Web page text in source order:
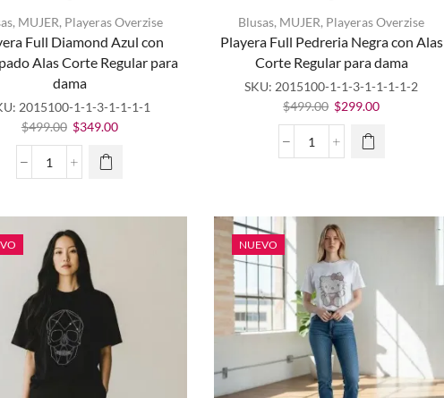
, MUJER, Playeras Overzise
Full Diamond Azul con
Alas Corte Regular para
dama
2015100-1-1-3-1-1-1-1
$499.00 El
precio
original
era:
$349.00El
Playera
Azul
con
estampado
Alas
Regular
para
dama
Este
producto
tiene
múltiples
variantes.
Las
opciones
se
elegir en
la página
de
producto
Blusas, MUJER, Playeras Overzise
Playera Full Pedreria Negra con Alas
Corte Regular para dama
SKU: 2015100-1-1-3-1-1-1-1-2
$499.00 El
precio
original
era:
$299.00El
Playera
con
Alas
Corte
Regular
para
dama
cantidad
Este
producto
tiene
múltiples
variantes.
Las
opciones
se
la página
producto
NUEVO